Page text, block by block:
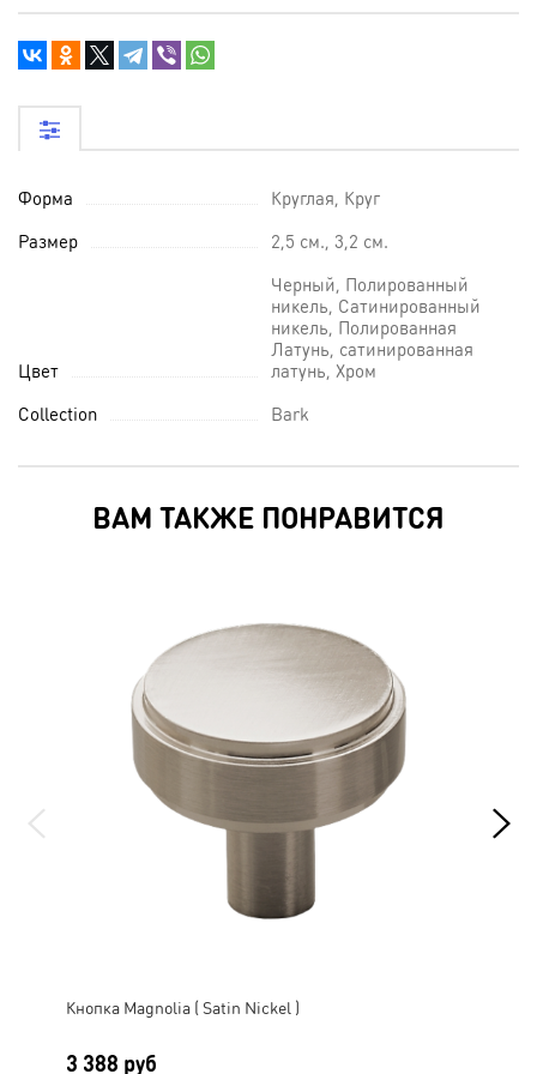
Форма
Круглая, Круг
Размер
2,5 см., 3,2 см.
Цвет
Черный, Полированный
никель, Сатинированный
никель, Полированная
Латунь, сатинированная
латунь, Хром
Collection
Bark
ВАМ ТАКЖЕ ПОНРАВИТСЯ
Кнопка Magnolia ( Satin Nickel )
3 388 руб